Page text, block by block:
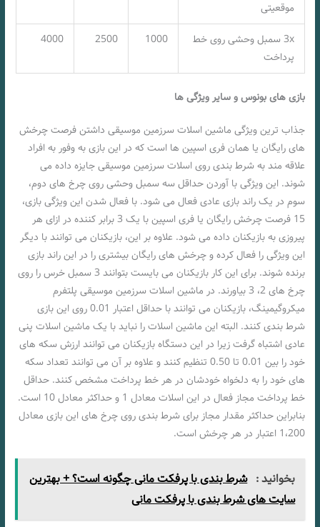
موقعیتی
3x سمبل وحشی روی خط
پرداخت
1000
2500
4000
بازی های بونوس و سایر ویژگی ها
جذاب ترین ویژگی ماشین اسلات سرزمین موسیقی داشتن فرصت چرخش
های رایگان یا همان فری اسپین ها است که در این بازی به وفور به افراد
علاقه مند به شرط بندی روی اسلات سرزمین موسیقی جایزه داده می
شوند. این ویژگی با آوردن حداقل سه سمبل وحشی روی چرخ های دوم،
سوم در یک راند بازی عادی فعال می شود. با فعال شدن این ویژگی بازی،
15 فرصت چرخش رایگان یا فری اسپین با یک 3 برابر کننده در ازای هر
پیروزی به بازیکنان داده می شود. علاوه بر این، بازیکنان می توانند با دیگر
این ویژگی را فعال کرده و چرخش های رایگان بیشتری را در این راند بازی
برنده شوند. برای این کار بازیکنان می بایست بتوانند 3 سمبل خرس را روی
چرخ های 2، 3 بیاورند. در ماشین اسلات سرزمین موسیقی پلتفرم
میکروگیمینگ، بازیکنان می توانند با حداقل اعتبار 0.01 روی این بازی
شرط بندی کنند. البته این ماشین اسلات را نباید با یک ماشین اسلات پنی
عادی اشتباه گرفت زیرا در این دستگاه بازیکنان می توانند ارزش سکه های
خود را بین 0.01 تا 0.50 تنظیم کنند و علاوه بر آن می توانند تعداد سکه
های خود را به دلخواه خودشان در هر خط پرداخت مشخص کنند. حداقل
خط پرداخت مجاز فعال در این اسلات معادل 1 و حداکثر معادل 10 است.
بنابراین حداکثر مقدار مجاز برای شرط بندی روی چرخ های این بازی معادل
1،200 اعتبار در هر چرخش است.
بخوانید : شرط بندی با پرفکت مانی چگونه است؟ + بهترین
سایت های شرط بندی با پرفکت مانی